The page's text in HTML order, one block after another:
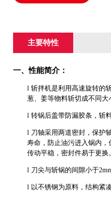
主要特性
一、性能简介：
l 斩拌机是利用高速旋转的
葱、姜等物料斩切成不同大
l 转锅后盖带防漏胶条，斩
l 刀轴采用两道密封，保护
寿命，防止油污进入锅内
传动平稳，密封件易于更换
l 刀尖与斩锅的间隙小于
l 以不锈钢为原料，结构紧